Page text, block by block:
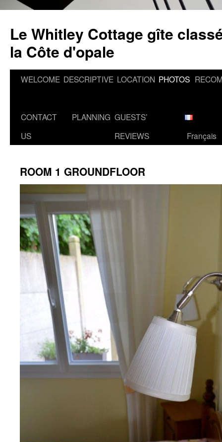
content
Le Whitley Cottage gîte
la Côte d'opale
WELCOME DESCRIPTIVE LOCATION PHOTOS
CONTACT
US
PLANNING GUESTS’
REVIEWS
Français
ROOM 1 GROUNDFLOOR